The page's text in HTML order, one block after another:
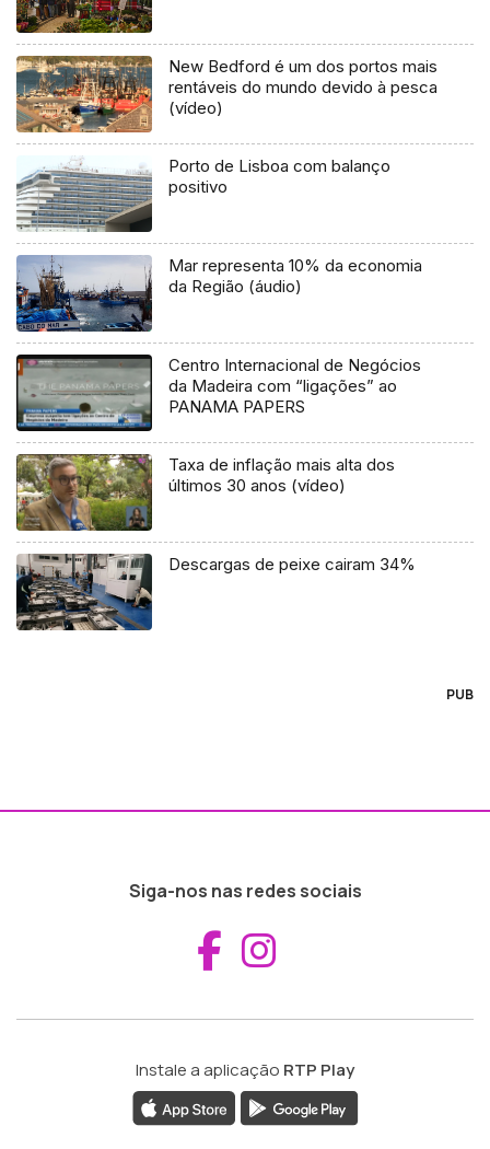
New Bedford é um dos portos mais
rentáveis do mundo devido à pesca
(vídeo)
Porto de Lisboa com balanço
positivo
Mar representa 10% da economia
da Região (áudio)
Centro Internacional de Negócios
da Madeira com “ligações” ao
PANAMA PAPERS
Taxa de inflação mais alta dos
últimos 30 anos (vídeo)
Descargas de peixe cairam 34%
PUB
Siga-nos nas redes sociais
Aceder ao
Instale a aplicação RTP Play